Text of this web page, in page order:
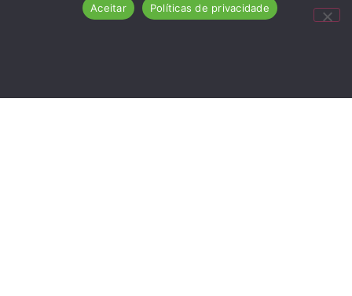
Aceitar
Políticas de privacidade